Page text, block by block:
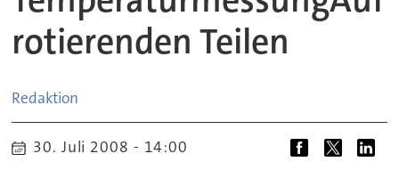
rotierenden Teilen
Redaktion
30. Juli 2008 - 14:00